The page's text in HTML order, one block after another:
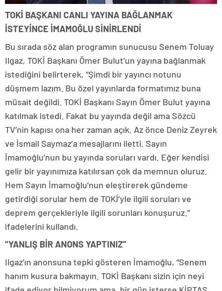
TOKİ BAŞKANI CANLI YAYINA BAĞLANMAK
İSTEYİNCE İMAMOĞLU SİNİRLENDİ
Bu sırada söz alan programın sunucusu Senem Toluay
Ilgaz, TOKİ Başkanı Ömer Bulut’un yayına bağlanmak
istediğini belirterek, “Şimdi bir yayıncı notunu
düşmem lazım. Bu özel yayınlarda formatımız buna
müsait değildi. TOKİ Başkanı Sayın Ömer Bulut yayına
katılmak istedi. Fakat bu yayında değil ama Sözcü
TV’nin kapısı ona her zaman açık. Az önce Deniz Zeyrek
ve İsmail Saymaz’a mesajlarını iletti. Sayın
İmamoğlu’nun bu yayında soruları vardı. Eğer kendisi
gelir bir yayınımıza katılırsan çok da memnun oluruz.
Hem Sayın İmamoğlu’nun eleştirerek gündeme
getirdiği sorular hem de TOKİ’yle ilgili soruları ve
deprem gerçekleriyle ilgili sorunları konuşuruz.”
ifadelerini kullandı.
“YANLIŞ BİR ANONS YAPTINIZ”
Ilgaz’ın anonsuna tepki gösteren İmamoğlu, “Senem
hanım kusura bakmayın. TOKİ Başkanı sizin için neyi